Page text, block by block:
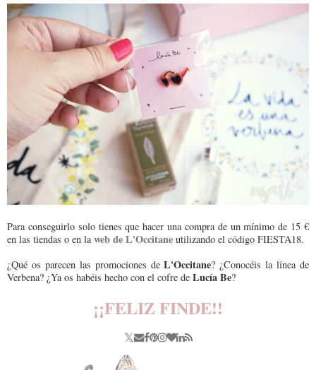
Para conseguirlo solo tienes que hacer una compra de un mínimo de 15 €
en las tiendas o en la web de L'Occitane utilizando el código FIESTA18.
¿Qué os parecen las promociones deL'Occitane? ¿Conocéis la línea de
Verbena? ¿Ya os habéis hecho con el cofre de Lucía Be?
¡¡FELIZ FINDE!!